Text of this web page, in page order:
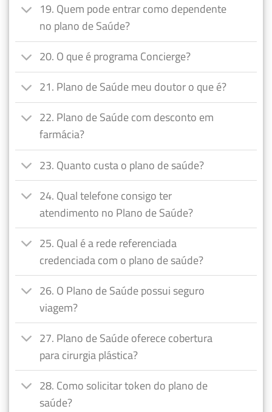
19. Quem pode entrar como dependente
no plano de Saúde?
20. O que é programa Concierge?
21. Plano de Saúde meu doutor o que é?
22. Plano de Saúde com desconto em
farmácia?
23. Quanto custa o plano de saúde?
24. Qual telefone consigo ter
atendimento no Plano de Saúde?
25. Qual é a rede referenciada
credenciada com o plano de saúde?
26. O Plano de Saúde possui seguro
viagem?
27. Plano de Saúde oferece cobertura
para cirurgia plástica?
28. Como solicitar token do plano de
saúde?